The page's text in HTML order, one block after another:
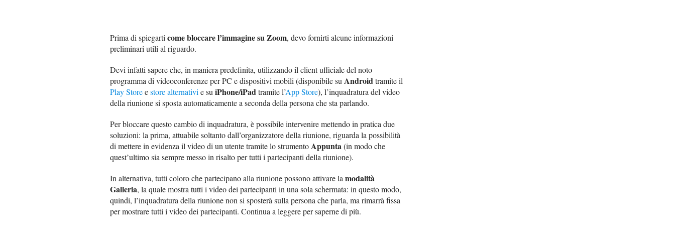
Prima di spiegarti come bloccare l’immagine su Zoom, devo fornirti alcune informazioni
preliminari utili al riguardo.
Devi infatti sapere che, in maniera predefinita, utilizzando il client ufficiale del noto
programma di videoconferenze per PC e dispositivi mobili (disponibile su Android tramite il
Play Storeestore alternativi e su iPhone/iPad tramite l’App Store), l’inquadratura del video
della riunione si sposta automaticamente a seconda della persona che sta parlando.
Per bloccare questo cambio di inquadratura, è possibile intervenire mettendo in pratica due
soluzioni: la prima, attuabile soltanto dall’organizzatore della riunione, riguarda la possibilità
di mettere in evidenza il video di un utente tramite lo strumento Appunta (in modo che
quest’ultimo sia sempre messo in risalto per tutti i partecipanti della riunione).
In alternativa, tutti coloro che partecipano alla riunione possono attivare la modalità
Galleria, la quale mostra tutti i video dei partecipanti in una sola schermata: in questo modo,
quindi, l’inquadratura della riunione non si sposterà sulla persona che parla, ma rimarrà fissa
per mostrare tutti i video dei partecipanti. Continua a leggere per saperne di più.